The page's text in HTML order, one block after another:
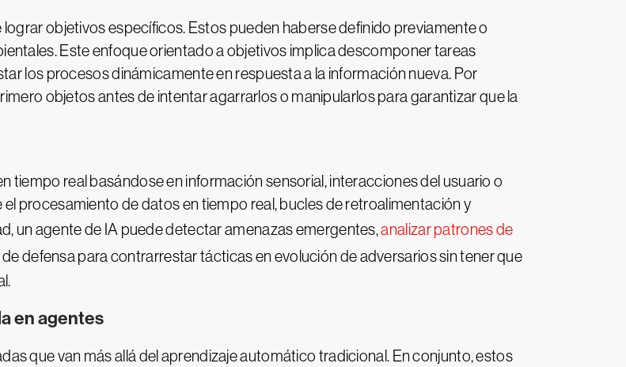
objetivos específicos. Estos pueden haberse definido previamente o
Este enfoque orientado a objetivos implica descomponer tareas
los procesos dinámicamente en respuesta a la información nueva. Por
objetos antes de intentar agarrarlos o manipularlos para garantizar que la
tiempo real basándose en información sensorial, interacciones del usuario o
procesamiento de datos en tiempo real, bucles de retroalimentación y
un agente de IA puede detectar amenazas emergentes,analizar patrones de
defensa para contrarrestar tácticas en evolución de adversarios sin tener que
en agentes
que van más allá del aprendizaje automático tradicional. En conjunto, estos